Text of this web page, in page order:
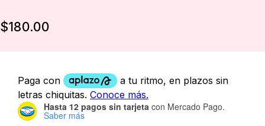
$180.00
Hasta 12 pagos sin tarjeta con Mercado Pago.
Saber más